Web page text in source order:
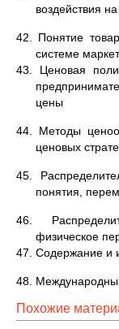
воздействия
42. Понятие
системе
43. Ценовая
цены
44. Методы
ценовых
45.
понятия,
46.
физическое
47. Содержание и
48.
Похожие